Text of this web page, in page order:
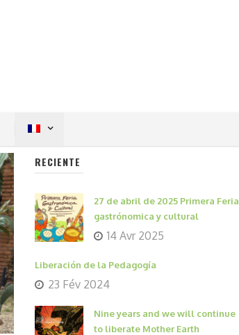
RECIENTE
27 de abril de 2025 Primera Feria
gastrónomica y cultural
14 Avr 2025
Liberación de la Pedagogía
23 Fév 2024
Nine years and we will continue
to liberate Mother Earth